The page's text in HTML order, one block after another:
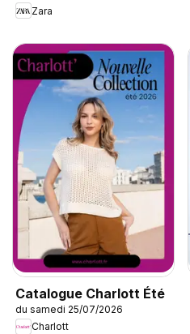
Zara
Catalogue Charlott Été
du samedi 25/07/2026
Charlott